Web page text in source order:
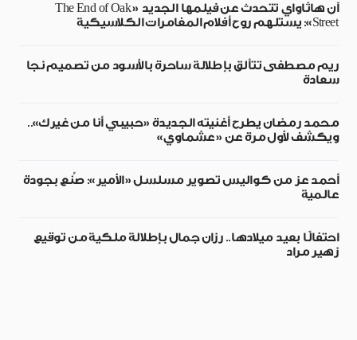
آن هاثاواي تتحدث عن فيلمها الجديد «The End of Oak
Street»: يستلهم روح أفلام المغامرات الكلاسيكية
ريم مصطفى تتألق بإطلالة ساحرة بالأسود من تصميم نجا
سعادة
محمد رمضان يطرح أغنيته الجديدة «حبيبي أنا من غيرك»..
ويكشف لأول مرة عن «عشماوي»
أحمد عز من كواليس تصوير مسلسل «الأمير»: صُنع بجودة
عالمية
احتفالًا بعيد ميلادها.. رزان جمال بإطلالة ملكية من توقيع
زهير مراد